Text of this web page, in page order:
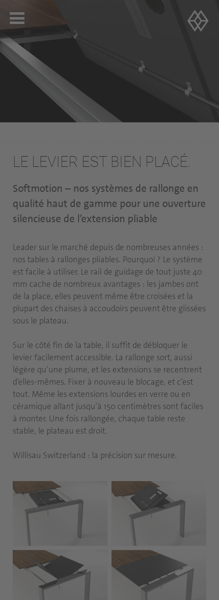
LE LEVIER EST BIEN PLACÉ.
Softmotion – nos systèmes de rallonge en
qualité haut de gamme pour une ouverture
silencieuse de l’extension pliable
Leader sur le marché depuis de nombreuses années :
nos tables à rallonges pliables. Pourquoi ? Le système
est facile à utiliser. Le rail de guidage de tout juste 40
mm cache de nombreux avantages : les jambes ont
de la place, elles peuvent même être croisées et la
plupart des chaises à accoudoirs peuvent être glissées
sous le plateau.
Sur le côté fin de la table, il suffit de débloquer le
levier facilement accessible. La rallonge sort, aussi
légère qu’une plume, et les extensions se recentrent
d’elles-mêmes. Fixer à nouveau le blocage, et c’est
tout. Même les extensions lourdes en verre ou en
céramique allant jusqu’à 150 centimètres sont faciles
à monter. Une fois rallongée, chaque table reste
stable, le plateau est droit.
Willisau Switzerland : la précision sur mesure.